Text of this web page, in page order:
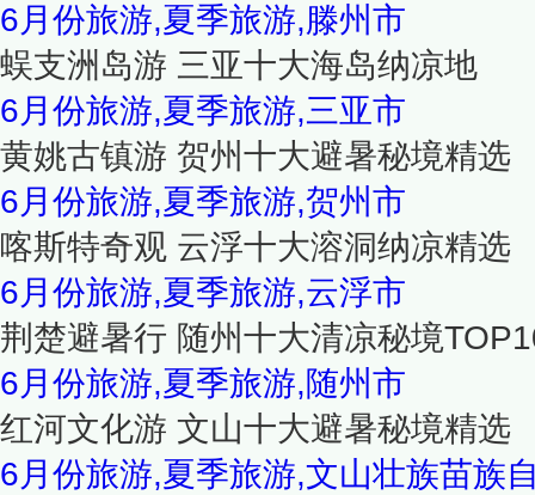
6月份旅游,夏季旅游,滕州市
蜈支洲岛游 三亚十大海岛纳凉地
6月份旅游,夏季旅游,三亚市
黄姚古镇游 贺州十大避暑秘境精选
6月份旅游,夏季旅游,贺州市
喀斯特奇观 云浮十大溶洞纳凉精选
6月份旅游,夏季旅游,云浮市
荆楚避暑行 随州十大清凉秘境
6月份旅游,夏季旅游,随州市
红河文化游 文山十大避暑秘境精选
6月份旅游,夏季旅游,文山壮族苗族